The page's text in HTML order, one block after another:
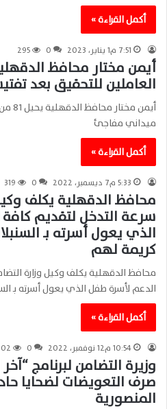
أكمل القراءة »
7:51 م1 يناير، 2023 0
295
العاملين للتحقيق بعد
ميداني مفاجئ
أكمل القراءة »
5:33 م7 ديسمبر، 2022 0
319
محافظ الدقهلية يكلف
سرعة التدخل لتقديم
الذي يعول أسرته بـ
كريمة لهم
محافظ الدقهلية يكلف وكيل وزارة
الدعم لأسرة طفل الذي يعول أسرته بـ
أكمل القراءة »
10:54 م12 نوفمبر، 2022 0
وزيرة التضامن لبرنامج
صرف التعويضات لضحايا
المنصورية